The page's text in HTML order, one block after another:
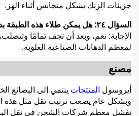
جزيئات الزنك بشكل متجانس أثناء الهز.
السؤال ٢٤: هل يمكن طلاء هذه الطبقة بدهانات أخرى فوقها؟
الإجابة: نعم، وبعد أن تجف تمامًا
لمعظم الدهانات الصناعية العلوية.
مصنع
أيروسول المنتجات
وبشكل عام يصعب ترتيب نقل مثل هذه
تفشل معظم شركات الشحن في نقل